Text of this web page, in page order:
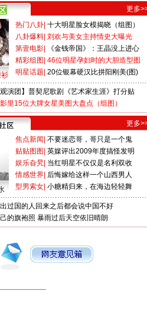
更多
热门八卦 十大明星脸女模揭晓（组图）
八卦爆料 刘欢与美女主持情史大曝光
第壹电影
《金钱帝国》：王晶没上进心
精彩组图 46位明星孕妇时的大胆造型图
明星话题 20位银幕硬汉比拼阳刚美(图)
观演团】普契尼歌剧《艺术家生涯》打分贴
里15位大牌女星美图大盘点（组图）
更多
焦点新闻 不要迷恋哥，哥只是一个鬼
贴贴图图 英媒评出2009年度搞怪发明
娱乐旮旯 当红明星不仅仅是名利双收
情感世界 后悔嫁给这样一个山西男人
型男索女 小糖精归来，在海边轻轻舞
过国的人回来之后都会说中国不好
的旗袍照 暴雨过后天空依旧晴朗